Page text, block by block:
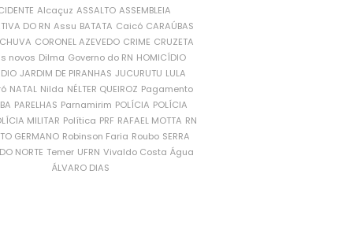
Alcaçuz ASSALTO ASSEMBLEIA
DO RN Assu BATATA Caicó CARAÚBAS
CORONEL AZEVEDO CRIME CRUZETA
novos Dilma Governo do RN HOMICÍDIO
JARDIM DE PIRANHAS JUCURUTU LULA
NATAL Nilda NÉLTER QUEIROZ Pagamento
PARELHAS Parnamirim POLÍCIA POLÍCIA
MILITAR Política PRF RAFAEL MOTTA RN
GERMANO Robinson Faria Roubo SERRA
NORTE Temer UFRN Vivaldo Costa Água
ÁLVARO DIAS